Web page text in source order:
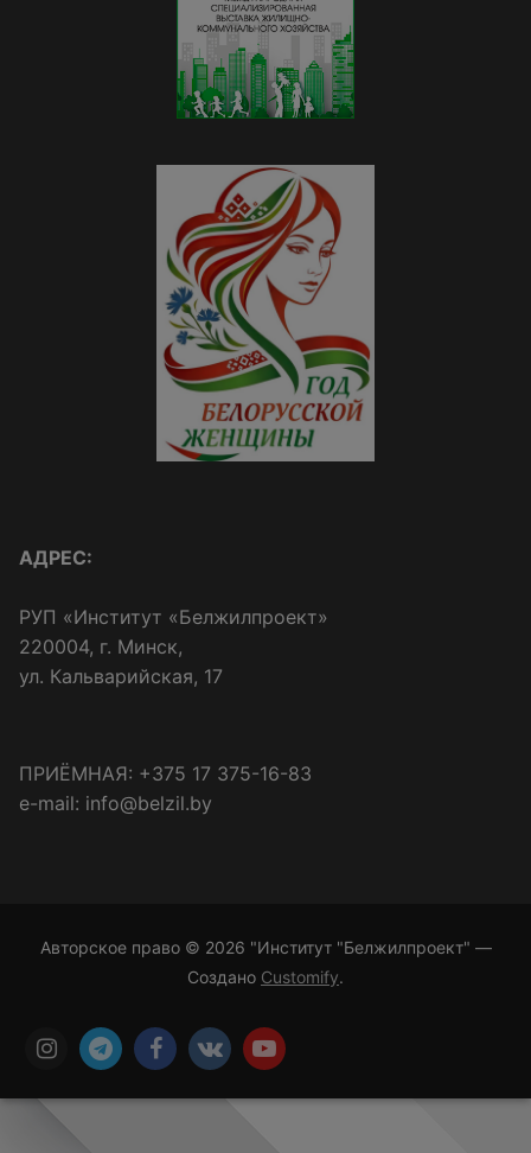
АДРЕС:
РУП «Институт «Белжилпроект»
220004, г. Минск,
ул. Кальварийская, 17
ПРИЁМНАЯ: +375 17 375-16-83
e-mail: info@belzil.by
Авторское право © 2026 "Институт "Белжилпроект" —
Создано Customify.